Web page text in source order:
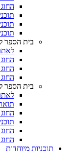
בית הספר
בית הספר
תוכניות מיוחדות